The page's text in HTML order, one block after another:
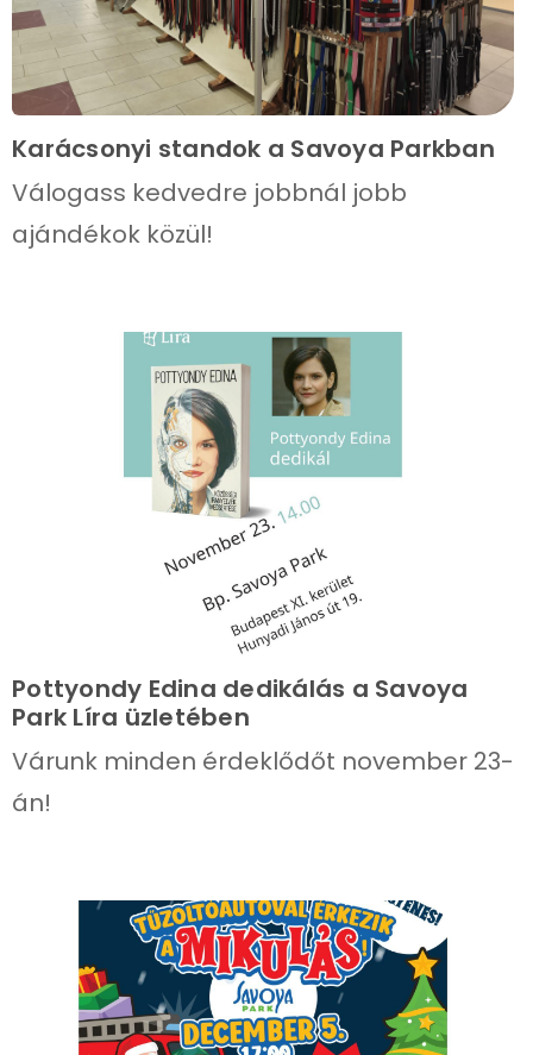
Karácsonyi standok a Savoya Parkban
Válogass kedvedre jobbnál jobb
ajándékok közül!
Pottyondy Edina dedikálás a Savoya
Park Líra üzletében
Várunk minden érdeklődőt november 23-
án!